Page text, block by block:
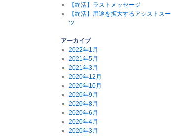
【終活】ラストメッセージ
【終活】用途を拡大するアシストスー
ツ
アーカイブ
2022年1月
2021年5月
2021年3月
2020年12月
2020年10月
2020年9月
2020年8月
2020年6月
2020年4月
2020年3月